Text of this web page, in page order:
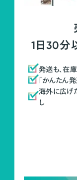
1日30分
発送も、在
「かんたん
海外に広げ
し